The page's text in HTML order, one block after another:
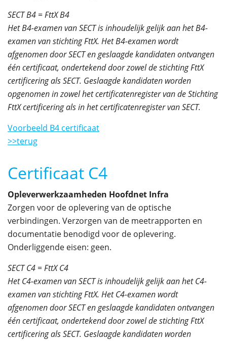
SECT B4 = FttX B4
Het B4-examen van SECT is inhoudelijk gelijk aan het B4-
examen van stichting FttX. Het B4-examen wordt
afgenomen door SECT en geslaagde kandidaten ontvangen
één certificaat, ondertekend door zowel de stichting FttX
certificering als SECT. Geslaagde kandidaten worden
opgenomen in zowel het certificatenregister van de Stichting
FttX certificering als in het certificatenregister van SECT.
Voorbeeld B4 certificaat
>>terug
Certificaat C4
Opleverwerkzaamheden Hoofdnet Infra
Zorgen voor de oplevering van de optische
verbindingen. Verzorgen van de meetrapporten en
documentatie benodigd voor de oplevering.
Onderliggende eisen: geen.
SECT C4 = FttX C4
Het C4-examen van SECT is inhoudelijk gelijk aan het C4-
examen van stichting FttX. Het C4-examen wordt
afgenomen door SECT en geslaagde kandidaten ontvangen
één certificaat, ondertekend door zowel de stichting FttX
certificering als SECT. Geslaagde kandidaten worden